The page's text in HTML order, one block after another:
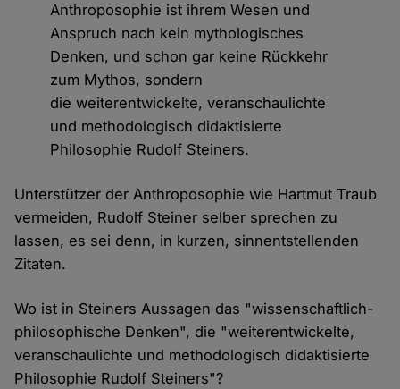
Anthroposophie ist ihrem Wesen und
Anspruch nach kein mythologisches
Denken, und schon gar keine Rückkehr
zum Mythos, sondern
die weiterentwickelte, veranschaulichte
und methodologisch didaktisierte
Philosophie Rudolf Steiners.
Unterstützer der Anthroposophie wie Hartmut Traub
vermeiden, Rudolf Steiner selber sprechen zu
lassen, es sei denn, in kurzen, sinnentstellenden
Zitaten.
Wo ist in Steiners Aussagen das "wissenschaftlich-
philosophische Denken", die "weiterentwickelte,
veranschaulichte und methodologisch didaktisierte
Philosophie Rudolf Steiners"?